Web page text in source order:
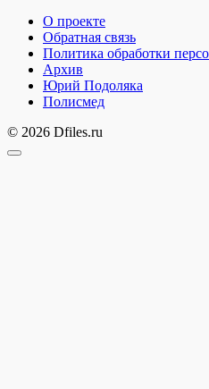
О проекте
Обратная связь
Политика обработки
Архив
Юрий Подоляка
Полисмед
© 2026 Dfiles.ru